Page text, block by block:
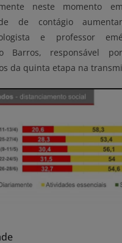
neste momento
de contágio
e professor
Barros, responsável
da quinta etapa na